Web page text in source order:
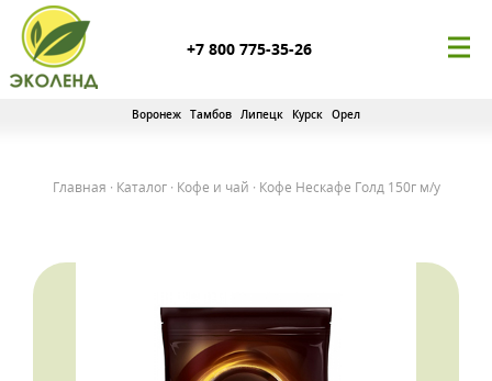
+7 800 775-35-26
Воронеж Тамбов Липецк Курск Орел
Главная · Каталог· Кофе и чай · Кофе Нескафе Голд 150г м/у